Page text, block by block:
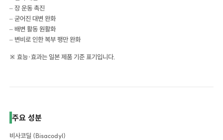
– 장 운동 촉진
– 굳어진 대변 완화
– 배변 활동 원활화
– 변비로 인한 복부 팽만 완화
※ 효능·효과는 일본 제품 기준 표기입니다.
주요 성분
비사코딜 (Bisacodyl)